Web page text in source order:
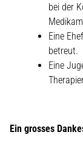
bei der
Eine
betreut.
Eine
Ein grosses